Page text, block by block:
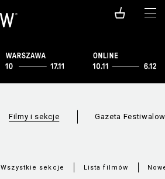
Filmy i sekcje
Wszystkie sekcje Lista filmów
Gazeta